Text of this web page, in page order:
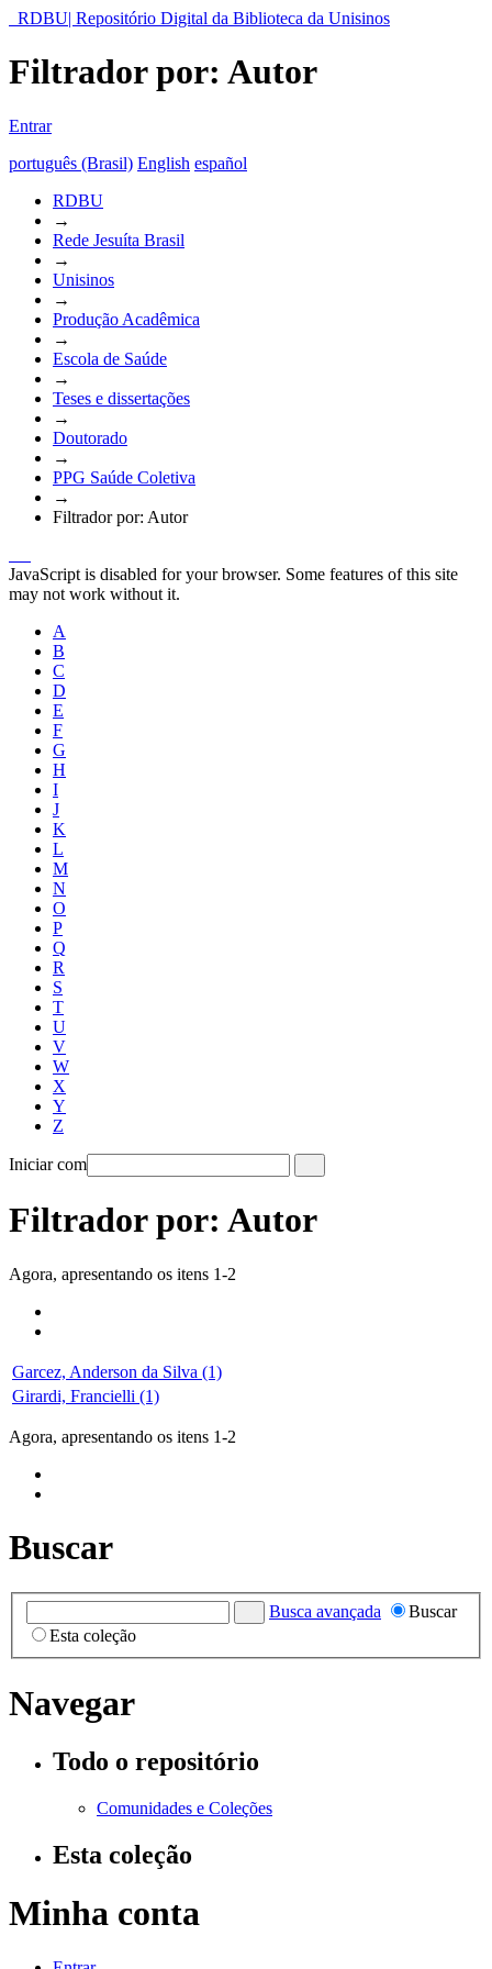
RDBU| Repositório Digital da Biblioteca da Unisinos
Filtrador por: Autor
Entrar
português (Brasil) English español
RDBU
→
Rede Jesuíta Brasil
→
Unisinos
→
Produção Acadêmica
→
Escola de Saúde
→
Teses e dissertações
→
Doutorado
→
PPG Saúde Coletiva
→
Filtrador por: Autor
JavaScript is disabled for your browser. Some features of this site
may not work without it.
A
B
C
D
E
F
G
H
I
J
K
L
M
N
O
P
Q
R
S
T
U
V
W
X
Y
Z
Iniciar com
Filtrador por: Autor
Agora, apresentando os itens 1-2
Garcez, Anderson da Silva (1)
Girardi, Francielli (1)
Agora, apresentando os itens 1-2
Buscar
Busca avançada
Buscar
Esta coleção
Navegar
Todo o repositório
Comunidades e Coleções
Esta coleção
Minha conta